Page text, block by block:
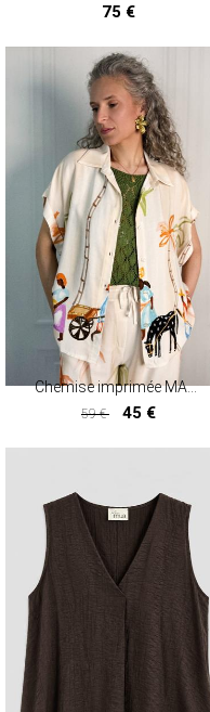
75 €
Chemise imprimée MARTINIQUE
59 €
45 €